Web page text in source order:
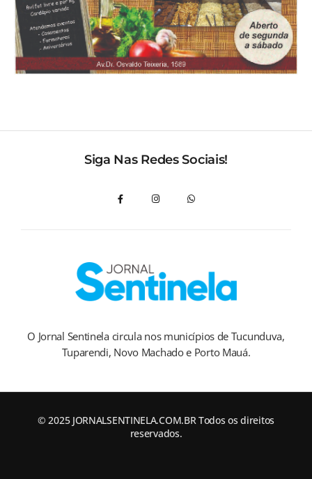
Siga Nas Redes Sociais!
O Jornal Sentinela circula nos municípios de Tucunduva,
Tuparendi, Novo Machado e Porto Mauá.
© 2025 JORNALSENTINELA.COM.BR Todos os direitos
reservados.